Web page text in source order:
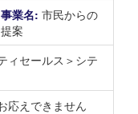
事業名: 市民からの
提案
ィセールス＞シテ
応えできません